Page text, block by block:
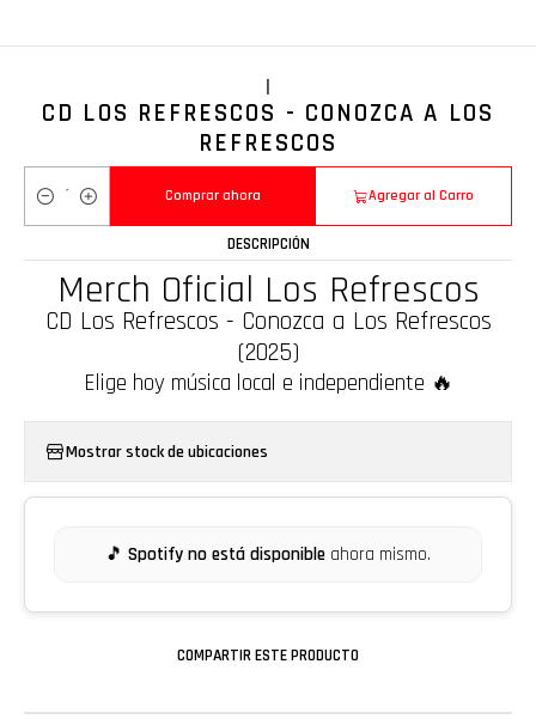
|
CD LOS REFRESCOS - CONOZCA A LOS
REFRESCOS
Cantidad
Agregar al Carro
Comprar ahora
DESCRIPCIÓN
Merch Oficial Los Refrescos
CD Los Refrescos - Conozca a Los Refrescos
(2025)
Elige hoy música local e independiente 🔥
Mostrar stock de ubicaciones
🎵 Spotify no está disponible ahora mismo.
COMPARTIR ESTE PRODUCTO